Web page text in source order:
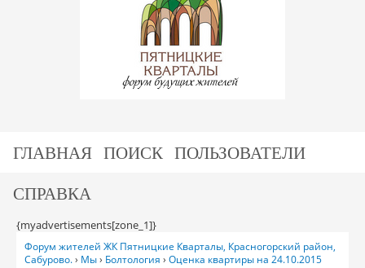
ГЛАВНАЯ ПОИСК ПОЛЬЗОВАТЕЛИ
СПРАВКА
{myadvertisements[zone_1]}
Форум жителей ЖК Пятницкие Кварталы, Красногорский район,
Сабурово.› Мы› Болтология › Оценка квартиры на 24.10.2015